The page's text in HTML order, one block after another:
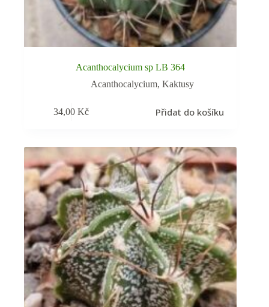
Acanthocalycium sp LB 364
Acanthocalycium,Kaktusy
34,00Kč Přidat do košíku